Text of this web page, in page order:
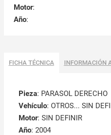
Motor:
Año:
FICHA TÉCNICA INFORMACIÓN
Pieza: PARASOL DERECHO
Vehículo: OTROS... SIN
Motor: SIN DEFINIR
Año: 2004